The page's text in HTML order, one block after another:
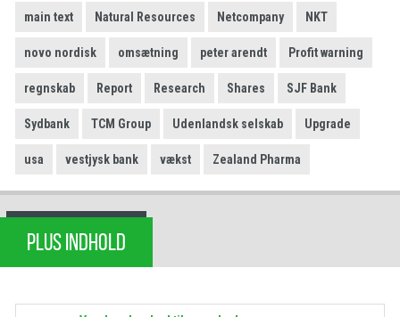
main text Natural Resources Netcompany NKT
novo nordisk omsætning peter arendt Profit warning
regnskab Report Research Shares SJF Bank
Sydbank TCM Group Udenlandsk selskab Upgrade
usa vestjysk bank vækst Zealand Pharma
PLUS INDHOLD